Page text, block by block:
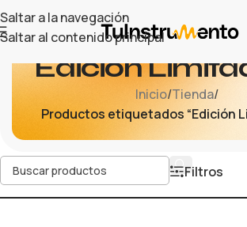
Saltar a la navegación
Saltar al contenido principal
Edición
Inicio/Tienda/
Productos etiquetados “Edición
Filtros